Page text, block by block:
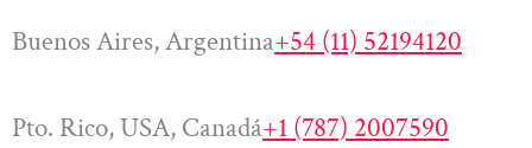
Buenos Aires, Argentina+54 (11) 52194120
Pto. Rico, USA, Canadá+1 (787) 2007590